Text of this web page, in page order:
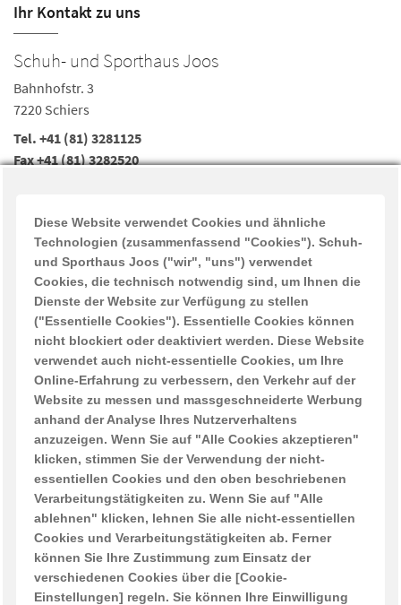
Ihr Kontakt zu uns
Schuh- und Sporthaus Joos
Bahnhofstr. 3
7220 Schiers
Tel. +41 (81) 3281125
Fax +41 (81) 3282520
Öffnungszeiten
Mo-Fr 08:30-12:00, 13:30-18:00
Sa 08:30-12:00, 13:30-16:00
ÖFFNUNGSZEITEN während der Sommerferien 2026
Donnerstag 2. Juli geschlossen Montag 6. Juli – Samstag 11.
Juli Betriebsferien ganze Woche geschlossen ! Donnerstag 16.
Quicklinks
News
Unser Geschäft
Über uns
Kontakt
Impressum
Diese Website verwendet Cookies und ähnliche
Technologien (zusammenfassend "Cookies"). Schuh-
und Sporthaus Joos ("wir", "uns") verwendet
Cookies, die technisch notwendig sind, um Ihnen die
Dienste der Website zur Verfügung zu stellen
("Essentielle Cookies"). Essentielle Cookies können
nicht blockiert oder deaktiviert werden. Diese Website
verwendet auch nicht-essentielle Cookies, um Ihre
Online-Erfahrung zu verbessern, den Verkehr auf der
Website zu messen und massgeschneiderte Werbung
anhand der Analyse Ihres Nutzerverhaltens
anzuzeigen. Wenn Sie auf "Alle Cookies akzeptieren"
klicken, stimmen Sie der Verwendung der nicht-
essentiellen Cookies und den oben beschriebenen
Verarbeitungstätigkeiten zu. Wenn Sie auf "Alle
ablehnen" klicken, lehnen Sie alle nicht-essentiellen
Cookies und Verarbeitungstätigkeiten ab. Ferner
können Sie Ihre Zustimmung zum Einsatz der
verschiedenen Cookies über die [Cookie-
Einstellungen] regeln. Sie können Ihre Einwilligung